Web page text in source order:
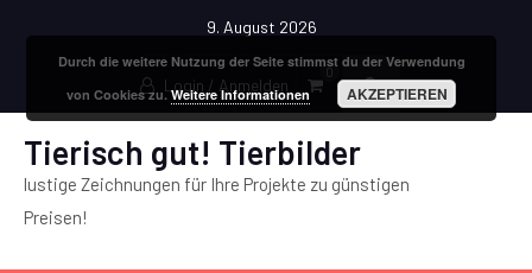
9. August 2026
Login / Anmelden
0
Tierisch gut! Tierbilder
lustige Zeichnungen für Ihre Projekte zu günstigen
Preisen!
Durch die weitere Nutzung der Seite stimmst du der Verwendung
von Cookies zu.Weitere Informationen AKZEPTIEREN